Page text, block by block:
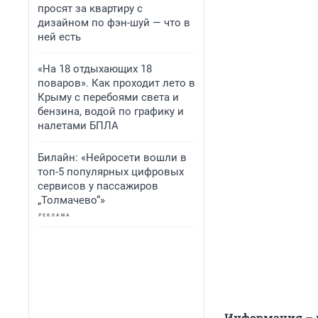
просят за квартиру с
дизайном по фэн-шуй — что в
ней есть
«На 18 отдыхающих 18
поваров». Как проходит лето в
Крыму с перебоями света и
бензина, водой по графику и
налетами БПЛА
Билайн: «Нейросети вошли в
топ-5 популярных цифровых
сервисов у пассажиров
„Толмачево“»